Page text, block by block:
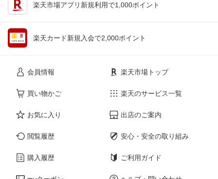
楽天市場アプリ新規利用で1,000ポイント
楽天カード新規入会で2,000ポイント
会員情報
買い物かご
お気に入り
閲覧履歴
購入履歴
楽天市場トップ
楽天のサービス一覧
出店のご案内
安心・安全の取り組み
ご利用ガイド